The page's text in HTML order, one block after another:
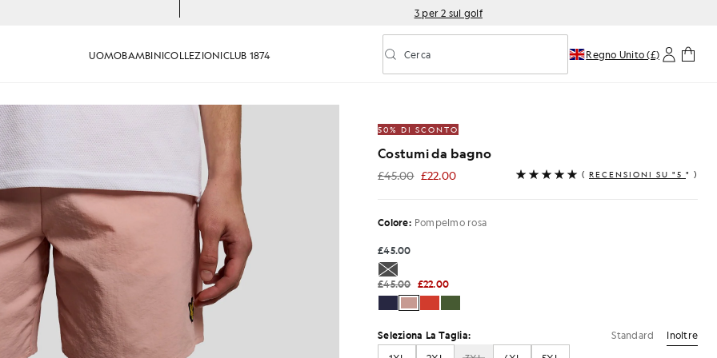
3 per 2 sul golf
UOMOBAMBINICOLLEZIONICLUB 1874 Attiva/disattiva la ricerca predittiva
Cerca Regno Unito (£)
Costume da bagno rosa pompelmo
50% DI SCONTO
Costumi da bagno
£45.00 £22.00
£22.00 ( RECENSIONI SU "5 " )
Colore: Pompelmo rosa
£45.00
£45.00 £22.00
Seleziona La Taglia: Standard
Inoltre